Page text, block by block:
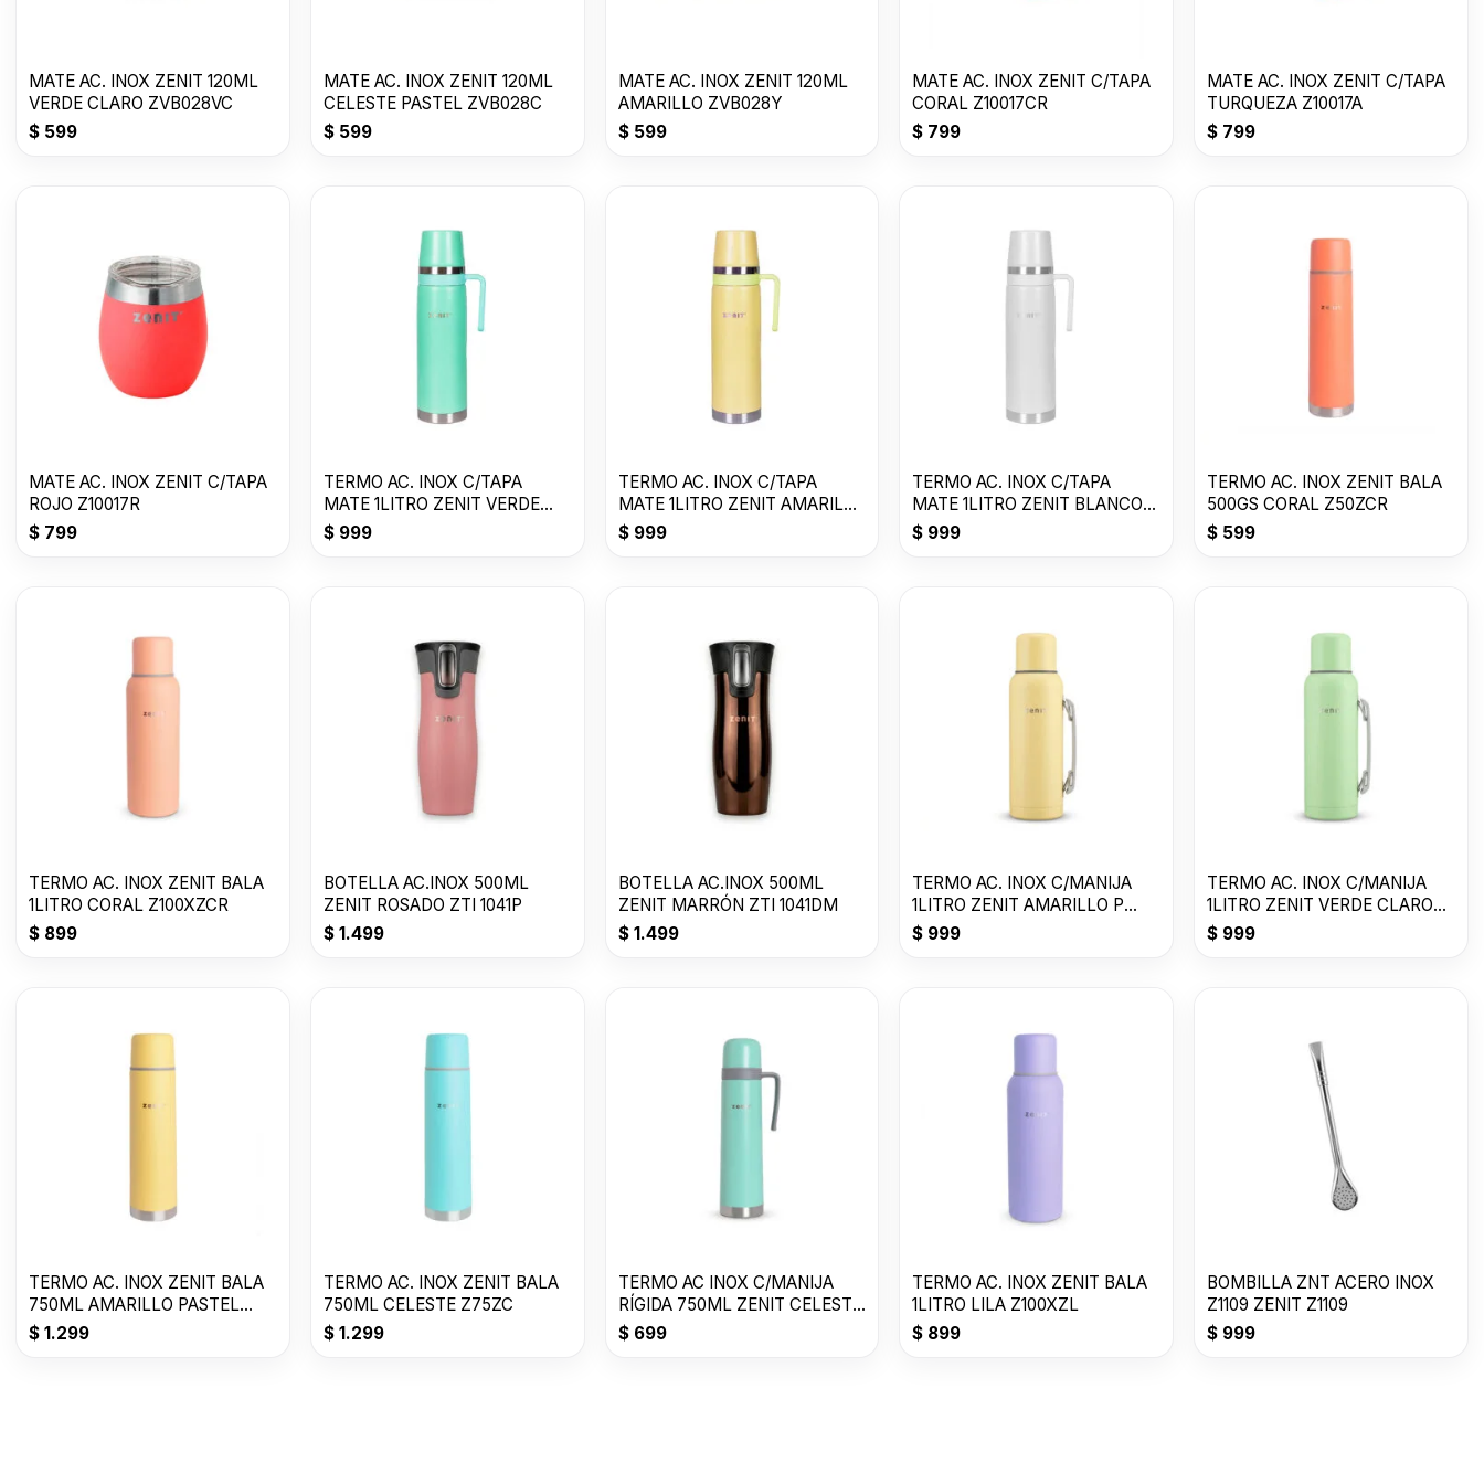
MATE AC. INOX ZENIT 120ML
VERDE CLARO ZVB028VC
$ 599
MATE AC. INOX ZENIT 120ML
CELESTE PASTEL ZVB028C
$599
MATE AC. INOX ZENIT 120ML
AMARILLO ZVB028Y
$599
MATE AC. INOX ZENIT C/TAPA
CORAL Z10017CR
$ 799
MATE AC. INOX ZENIT C/TAPA
TURQUEZA Z10017A
$ 799
MATE AC. INOX ZENIT C/TAPA
ROJO Z10017R
$ 799
TERMO AC. INOX C/TAPA
MATE 1LITRO ZENIT VERDE
CLARO ZF3VC
$999
TERMO AC. INOX C/TAPA
MATE 1LITRO ZENIT AMARILLO
P ZF3Y
$999
TERMO AC. INOX C/TAPA
MATE 1LITRO ZENIT BLANCO
ZF3W
$ 999
TERMO AC. INOX ZENIT BALA
500GS CORAL Z50ZCR
$ 599
TERMO AC. INOX ZENIT BALA
1LITRO CORAL Z100XZCR
$ 899
BOTELLA AC.INOX 500ML
ZENIT ROSADO ZTI 1041P
$1.499
BOTELLA AC.INOX 500ML
ZENIT MARRÓN ZTI 1041DM
$1.499
TERMO AC. INOX C/MANIJA
1LITRO ZENIT AMARILLO P
Z100XZ1Y
$ 999
TERMO AC. INOX C/MANIJA
1LITRO ZENIT VERDE CLARO
Z100XZ1VC
$ 999
TERMO AC. INOX ZENIT BALA
750ML AMARILLO PASTEL
Z75ZY
$ 1.299
TERMO AC. INOX ZENIT BALA
750ML CELESTE Z75ZC
$1.299
TERMO AC INOX C/MANIJA
RÍGIDA 750ML ZENIT CELESTE
PASTEL
$699
TERMO AC. INOX ZENIT BALA
1LITRO LILA Z100XZL
$ 899
BOMBILLA ZNT ACERO INOX
Z1109 ZENIT Z1109
$ 999